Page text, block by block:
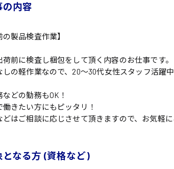
の内容
の製品検査作業】
荷前に検査し梱包をして頂く内容のお仕事です。
しの軽作業なので、20〜30代女性スタッフ活躍中
どの勤務もOK！
働きたい方にもピッタリ！
どはご相談に応じさせて頂きますので、お気軽に
となる方 (資格など)